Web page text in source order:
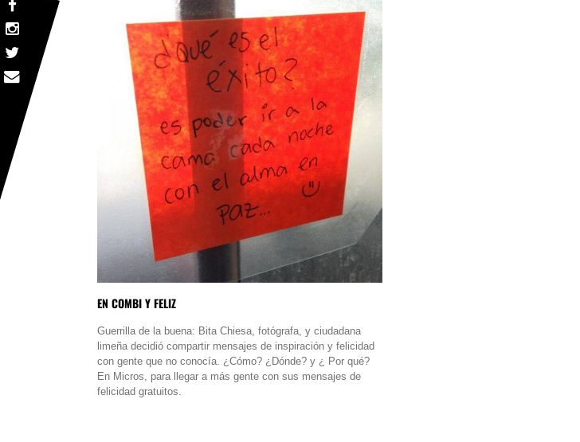
EN COMBI Y FELIZ
Guerrilla de la buena: Bita Chiesa, fotógrafa, y ciudadana
limeña decidió compartir mensajes de inspiración y felicidad
con gente que no conocía. ¿Cómo? ¿Dónde? y ¿ Por qué?
En Micros, para llegar a más gente con sus mensajes de
felicidad gratuitos.